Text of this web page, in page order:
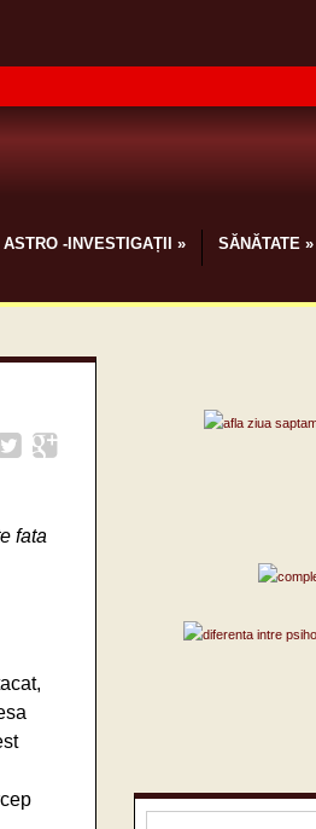
ASTRO -INVESTIGAȚII » SĂNĂTATE »
fata